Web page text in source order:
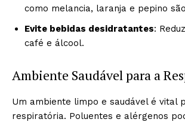
como melancia, laranja e pepino
Evite bebidas desidratantes:
café e álcool.
Ambiente Saudável para a
Um ambiente limpo e saudável é vital
respiratória. Poluentes e alérgenos